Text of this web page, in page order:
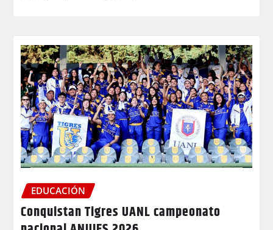
EDUCACIÓN
Conquistan Tigres UANL campeonato